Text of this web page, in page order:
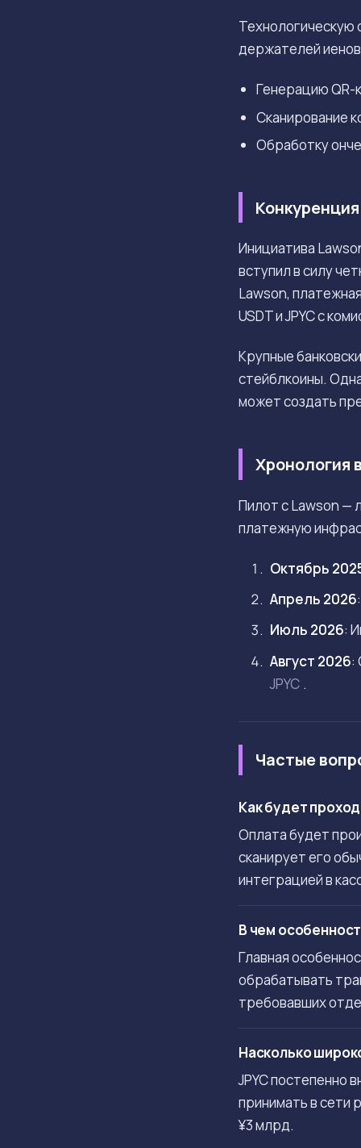
Технологическую
держателей
Генерацию QR-
Сканирование
Обработку
Инициатива
вступил в силу
Lawson,
USDT и JPYC с
Крупные
стейблкоины.
может создать
Хронология
Пилот с Lawson —
платежную
Октябрь
Апрель 2026
Июль 2026:
Август 2026:
JPYC .
Частые
Как будет
Оплата будет
сканирует его
интеграцией в
В чем
Главная
обрабатывать
требовавших
Насколько
JPYC постепенно
принимать в сети
¥3 млрд.